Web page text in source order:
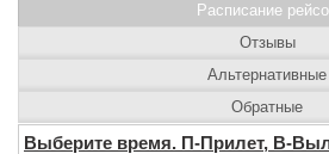
Расписание
Выберите время. П-Прилет, В-
Отзывы
Альтернативные
Обратные